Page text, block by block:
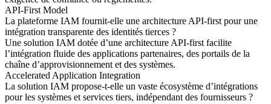
API-First Model
La plateforme IAM fournit-elle une architecture API-first pour une
intégration transparente des identités tierces ?
Une solution IAM dotée d’une architecture API-first facilite
l’intégration fluide des applications partenaires, des portails de la
chaîne d’approvisionnement et des systèmes.
Accelerated Application Integration
La solution IAM propose-t-elle un vaste écosystème d’intégrations
pour les systèmes et services tiers, indépendant des fournisseurs ?